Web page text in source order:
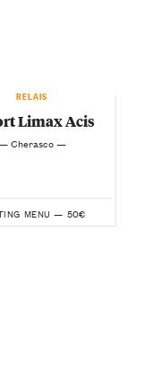
RELAIS
Limax Acis
Cherasco —
MENU — 50€